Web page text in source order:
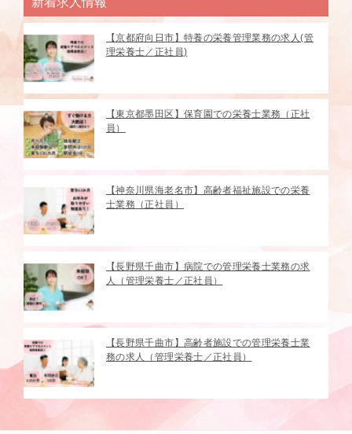
【京都府向日市】特養の栄養管理業務の求人(管
理栄養士／正社員)
【東京都墨田区】保育園での栄養士業務（正社
員）
【神奈川県海老名市】高齢者福祉施設での栄養
士業務（正社員）
【長野県千曲市】病院での管理栄養士業務の求
人（管理栄養士／正社員）
【長野県千曲市】高齢者施設での管理栄養士業
務の求人（管理栄養士／正社員）